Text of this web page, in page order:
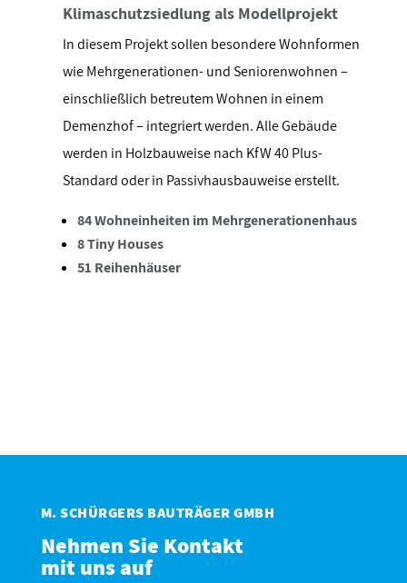
Klimaschutzsiedlung als Modellprojekt
In diesem Projekt sollen besondere Wohnformen
wie Mehrgenerationen- und Seniorenwohnen –
einschließlich betreutem Wohnen in einem
Demenzhof – integriert werden. Alle Gebäude
werden in Holzbauweise nach KfW 40 Plus-
Standard oder in Passivhausbauweise erstellt.
84 Wohneinheiten im Mehrgenerationenhaus
8 Tiny Houses
51 Reihenhäuser
M. SCHÜRGERS BAUTRÄGER GMBH
Nehmen Sie Kontakt
mit uns auf